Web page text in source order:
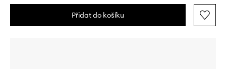
Přidat do košíku